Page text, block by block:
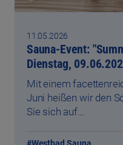
11.05.2026
Sauna-Event:
Dienstag,
Mit einem
Juni heißen wir den
Sie sich auf…